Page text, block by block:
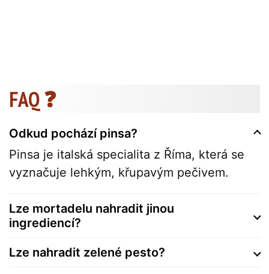
FAQ ❓
Odkud pochází pinsa?
Pinsa je italská specialita z Říma, která se
vyznačuje lehkým, křupavým pečivem.
Lze mortadelu nahradit jinou
ingrediencí?
Lze nahradit zelené pesto?